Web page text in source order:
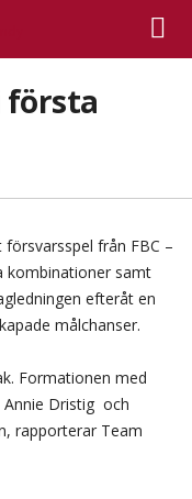
första
från FBC –
kombinationer samt
efteråt en
målchanser.
Formationen med
Annie Dristig och
rapporterar Team